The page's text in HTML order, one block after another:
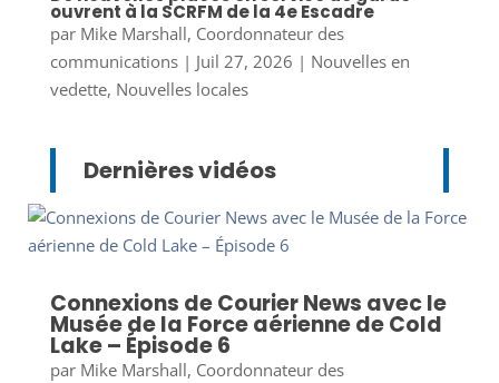
ouvrent à la SCRFM de la 4e Escadre
par Mike Marshall, Coordonnateur des
communications| Juil 27, 2026 | Nouvelles en
vedette, Nouvelles locales
Dernières vidéos
Connexions de Courier News avec le
Musée de la Force aérienne de Cold
Lake – Épisode 6
par Mike Marshall, Coordonnateur des